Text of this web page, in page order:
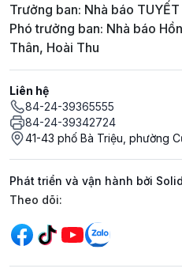
Trưởng ban: Nhà báo TUYẾT
Phó trưởng ban: Nhà báo
Thân, Hoài Thu
Liên hệ
84-24-39365555
84-24-39342724
41-43 phố Bà Triệu, phường
Phát triển và vận hành bởi
Mạng xã hội
Theo dõi: